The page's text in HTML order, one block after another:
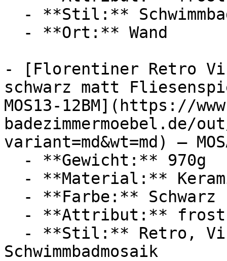
- [Florentiner Retro
schwarz matt
MOS13-12BM](https://
badezimmermoebel.de/
variant=md&wt=md) —
Schwimmbadmosaik